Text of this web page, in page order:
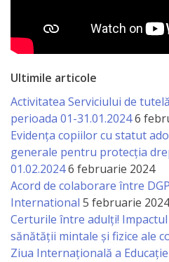
Ultimile articole
Activitatea Serviciului de
perioada 01-31.01.20246
Evidența copiilor cu statut
generale pentru protecția
01.02.20246 februarie 2024
Acord de colaborare între
International 5 februarie 2024
Certurile între adulți!
sănătății mintale și fizice ale
Ziua Internațională a